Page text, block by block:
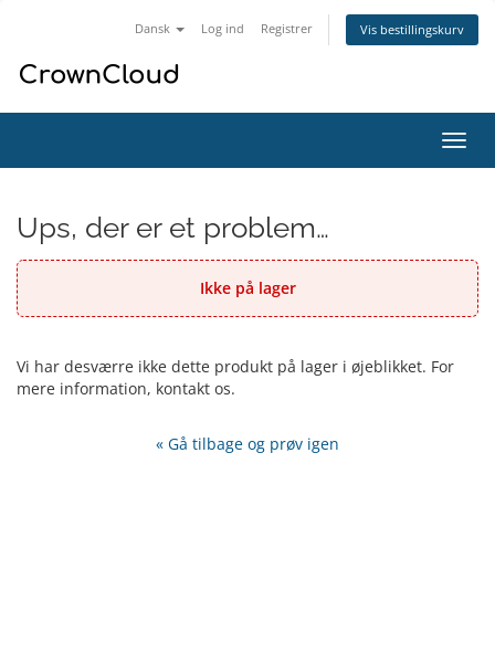
Dansk Log ind Registrer Vis bestillingskurv
Skift
Ups, der er et problem…
Ikke på lager
Vi har desværre ikke dette produkt på lager i øjeblikket. For
mere information, kontakt os.
« Gå tilbage og prøv igen